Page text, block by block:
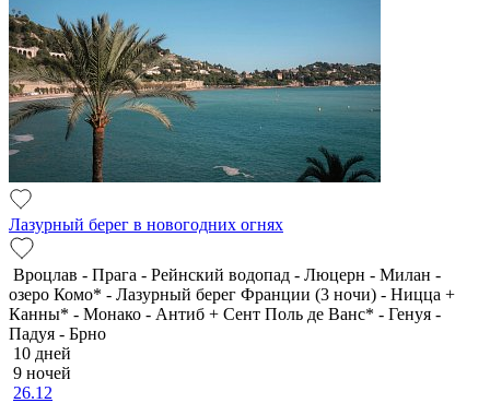
Лазурный берег в новогодних огнях
Вроцлав - Прага - Рейнский водопад - Люцерн - Милан -
озеро Комо* - Лазурный берег Франции (3 ночи) - Ницца +
Канны* - Монако - Антиб + Сент Поль де Ванс* - Генуя -
Падуя - Брно
10 дней
9 ночей
26.12